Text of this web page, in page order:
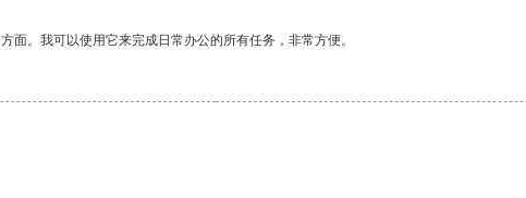
。我可以使用它来完成日常办公的所有任务，非常方便。